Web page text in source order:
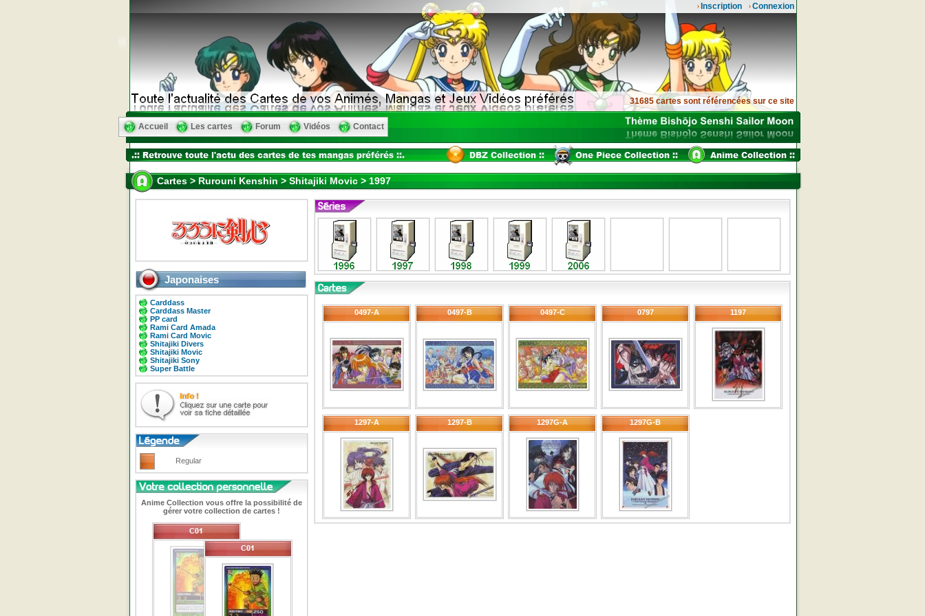
Connexion
Inscription
31685 cartes sont référencées sur ce site
Accueil Les cartes Forum Vidéos Contact
Cartes > Rurouni Kenshin > Shitajiki Movic > 1997
Japonaises
Carddass
Carddass Master
PP card
Rami Card Amada
Rami Card Movic
Shitajiki Divers
Shitajiki Movic
Shitajiki Sony
Super Battle
Regular
Anime Collection vous offre la possibilité de
gérer votre collection de cartes !
0497-A 0497-B 0497-C 0797 1197
1297-A 1297-B 1297G-A 1297G-B